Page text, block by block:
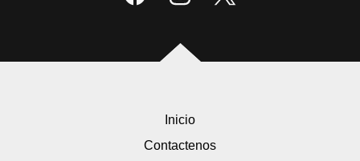
Inicio
Contactenos